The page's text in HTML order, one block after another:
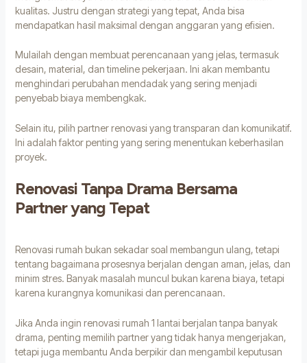
kualitas. Justru dengan strategi yang tepat, Anda bisa
mendapatkan hasil maksimal dengan anggaran yang efisien.
Mulailah dengan membuat perencanaan yang jelas, termasuk
desain, material, dan timeline pekerjaan. Ini akan membantu
menghindari perubahan mendadak yang sering menjadi
penyebab biaya membengkak.
Selain itu, pilih partner renovasi yang transparan dan komunikatif.
Ini adalah faktor penting yang sering menentukan keberhasilan
proyek.
Renovasi Tanpa Drama Bersama
Partner yang Tepat
Renovasi rumah bukan sekadar soal membangun ulang, tetapi
tentang bagaimana prosesnya berjalan dengan aman, jelas, dan
minim stres. Banyak masalah muncul bukan karena biaya, tetapi
karena kurangnya komunikasi dan perencanaan.
Jika Anda ingin renovasi rumah 1 lantai berjalan tanpa banyak
drama, penting memilih partner yang tidak hanya mengerjakan,
tetapi juga membantu Anda berpikir dan mengambil keputusan